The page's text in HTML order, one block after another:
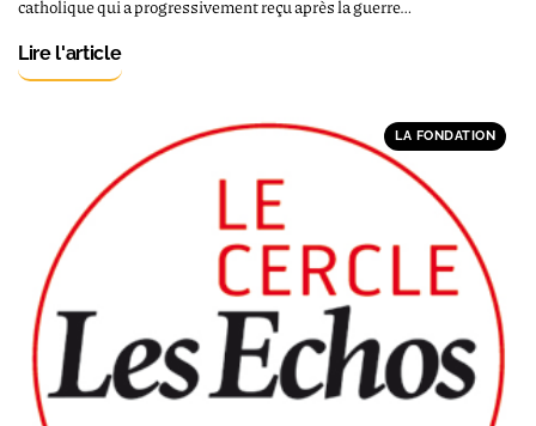
catholique qui a progressivement reçu après la guerre…
Lire l'article
LA FONDATION